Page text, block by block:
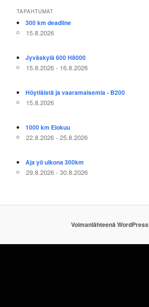
TAPAHTUMAT
300 km deadline
15.8.2026
Jyväskylä 600 H8000
15.8.2026 - 16.8.2026
Höytiäistä ja vaaramaisemia - B200
15.8.2026
1000 km Elokuu
22.8.2026 - 25.8.2026
Aja yö ulkona 300km
29.8.2026 - 30.8.2026
Voimanlähteenä WordPress